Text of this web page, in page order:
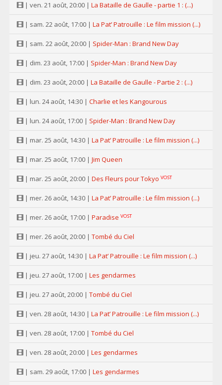
| ven. 21 août, 20:00 | La Bataille de Gaulle - partie 1 : (...)
| sam. 22 août, 17:00 | La Pat’ Patrouille : Le film mission (...)
| sam. 22 août, 20:00 | Spider-Man : Brand New Day
| dim. 23 août, 17:00 | Spider-Man : Brand New Day
| dim. 23 août, 20:00 | La Bataille de Gaulle - Partie 2 : (...)
| lun. 24 août, 14:30 | Charlie et les Kangourous
| lun. 24 août, 17:00 | Spider-Man : Brand New Day
| mar. 25 août, 14:30 | La Pat’ Patrouille : Le film mission (...)
| mar. 25 août, 17:00 | Jim Queen
| mar. 25 août, 20:00 | Des Fleurs pour Tokyo VOST
| mer. 26 août, 14:30 | La Pat’ Patrouille : Le film mission (...)
| mer. 26 août, 17:00 | Paradise VOST
| mer. 26 août, 20:00 | Tombé du Ciel
| jeu. 27 août, 14:30 | La Pat’ Patrouille : Le film mission (...)
| jeu. 27 août, 17:00 | Les gendarmes
| jeu. 27 août, 20:00 | Tombé du Ciel
| ven. 28 août, 14:30 | La Pat’ Patrouille : Le film mission (...)
| ven. 28 août, 17:00 | Tombé du Ciel
| ven. 28 août, 20:00 | Les gendarmes
| sam. 29 août, 17:00 | Les gendarmes